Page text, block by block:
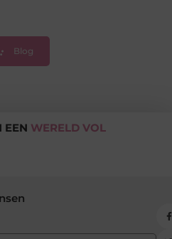
Blog
EEN WERELD VOL